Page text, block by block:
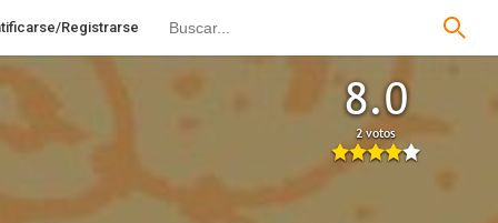
Registrarse
8.0
2 votos